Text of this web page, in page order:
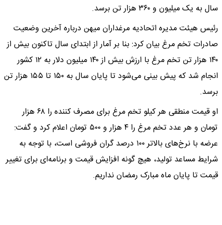
سال به یک میلیون و ۳۶۰ هزار تن برسد.
رئیس هیئت مدیره اتحادیه مرغداران میهن درباره آخرین وضعیت
صادرات تخم مرغ بیان کرد: بنا بر آمار از ابتدای سال تاکنون بیش از
۱۴۰ هزار تن تخم مرغ با ارزش بیش از ۱۴۰ میلیون دلار به ۱۲ کشور
انجام شد که پیش بینی می‌شود تا پایان سال به ۱۵۰ تا ۱۵۵ هزار تن
برسد.
او قیمت منطقی هر کیلو تخم مرغ برای مصرف کننده را ۶۸ هزار
تومان و هر عدد تخم مرغ را ۴ هزار و ۵۰۰ تومان اعلام کرد و گفت:
عرضه با نرخ‌های بالاتر ۱۰۰ درصد گران فروشی است، با توجه به
شرایط مساعد تولید، هیچ گونه افزایش قیمت و برنامه‌ای برای تغییر
قیمت تا پایان ماه مبارک رمضان نداریم.